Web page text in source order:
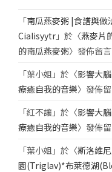
「南瓜燕麥粥 |食譜與
Cialisyytr 」於〈燕麥片
的南瓜燕麥粥〉發佈留言
「葉小姐 」於〈影響大
療癒自我的音樂〉發佈
「紅不讓 」於〈影響大
療癒自我的音樂〉發佈
「葉小姐 」於〈斯洛維
園(Triglav)*布萊德湖